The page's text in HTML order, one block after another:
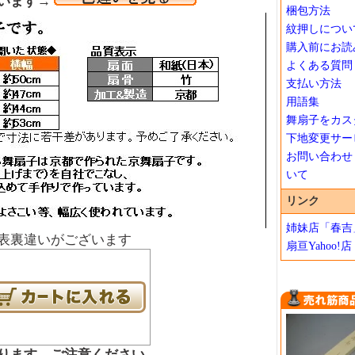
裏違いがございます
梱包方法
紋押しについ
購入前にお
よくある質問
支払い方法
用語集
舞扇子をカ
下地変更サー
お問い合わ
いて
リンク
姉妹店「春吉
扇亘Yahoo!店